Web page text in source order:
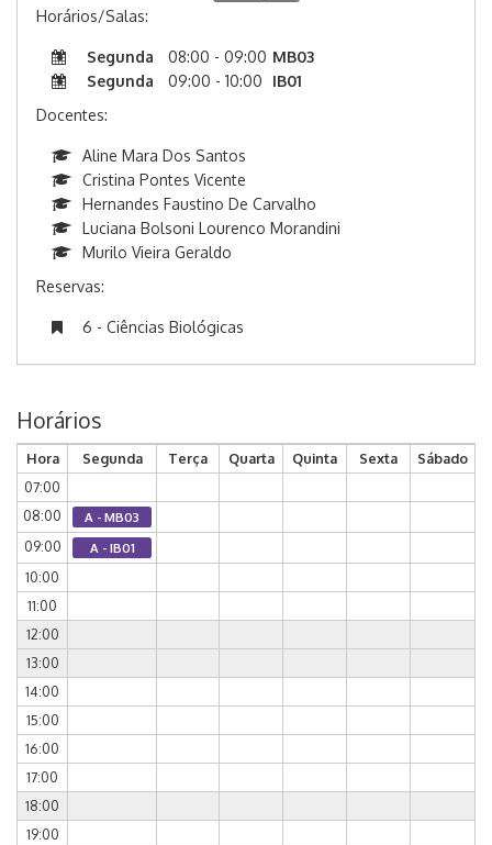
Horários/Salas:
Segunda 08:00 - 09:00 MB03
Segunda
09:00 - 10:00
IB01
Docentes:
Aline Mara Dos Santos
Cristina Pontes Vicente
Hernandes Faustino De Carvalho
Luciana Bolsoni Lourenco Morandini
Murilo Vieira Geraldo
Reservas:
6 - Ciências Biológicas
Horários
Hora Segunda Terça Quarta Quinta Sexta
Sábado
07:00
08:00
A - MB03
09:00 A - IB01
10:00
11:00
12:00
13:00
14:00
15:00
16:00
17:00
18:00
19:00